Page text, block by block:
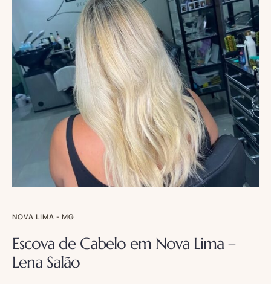
NOVA LIMA - MG
Escova de Cabelo em Nova Lima –
Lena Salão